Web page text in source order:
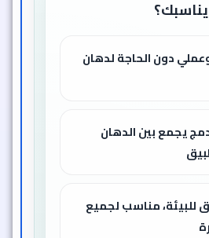
دون الحاجة لدهان
يجمع بين الدهان
للبيئة، مناسب لجميع